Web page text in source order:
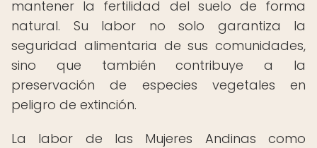
mantener la fertilidad del suelo de forma
natural. Su labor no solo garantiza la
seguridad alimentaria de sus comunidades,
sino que también contribuye a la
preservación de especies vegetales en
peligro de extinción.
La labor de las Mujeres Andinas como